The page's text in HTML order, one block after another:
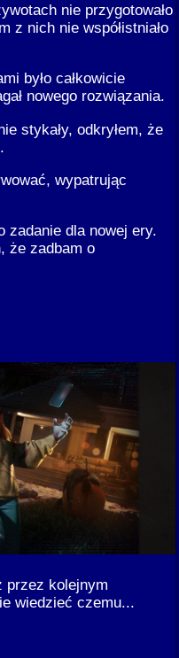
nie przygotowało
z nich nie współistniało
było całkowicie
nowego rozwiązania.
stykały, odkryłem, że
wypatrując
zadanie dla nowej ery.
że zadbam o
przez kolejnym
wiedzieć czemu...